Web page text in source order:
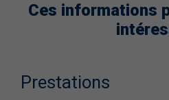
Ces informations
Prestations